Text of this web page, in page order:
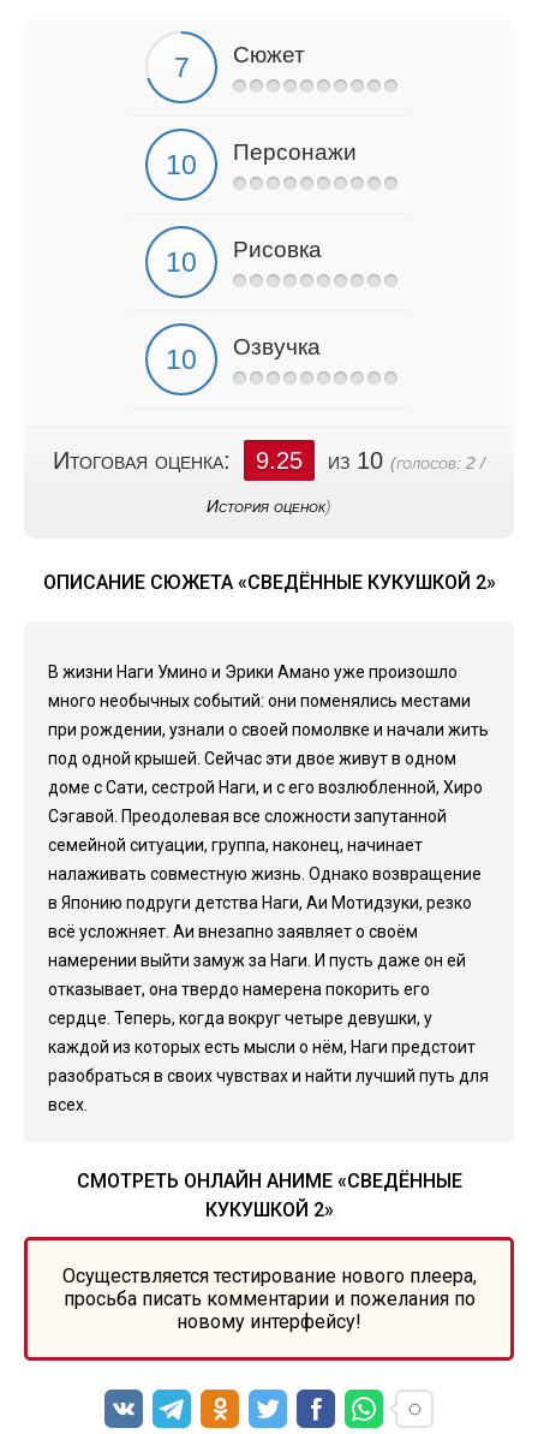
Сюжет
Персонажи
Рисовка
Озвучка
Итоговая оценка: 9.25 из 10 (голосов: 2 /
История оценок)
ОПИСАНИЕ СЮЖЕТА «СВЕДЁННЫЕ КУКУШКОЙ 2»
В жизни Наги Умино и Эрики Амано уже произошло
много необычных событий: они поменялись местами
при рождении, узнали о своей помолвке и начали жить
под одной крышей. Сейчас эти двое живут в одном
доме с Сати, сестрой Наги, и с его возлюбленной, Хиро
Сэгавой. Преодолевая все сложности запутанной
семейной ситуации, группа, наконец, начинает
налаживать совместную жизнь. Однако возвращение
в Японию подруги детства Наги, Аи Мотидзуки, резко
всё усложняет. Аи внезапно заявляет о своём
намерении выйти замуж за Наги. И пусть даже он ей
отказывает, она твердо намерена покорить его
сердце. Теперь, когда вокруг четыре девушки, у
каждой из которых есть мысли о нём, Наги предстоит
разобраться в своих чувствах и найти лучший путь для
всех.
СМОТРЕТЬ ОНЛАЙН АНИМЕ «СВЕДЁННЫЕ
КУКУШКОЙ 2»
Осуществляется тестирование нового плеера,
просьба писать комментарии и пожелания по
новому интерфейсу!